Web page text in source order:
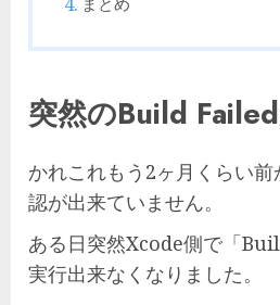
突然のBuild Failed
かれこれもう2ヶ月くらい
認が出来ていません。
ある日突然Xcode側で「
実行出来なくなりました。